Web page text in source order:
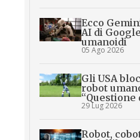
Ecco
AI di
umanoidi
05 Ago 2026
Gli USA
robot
“Questione
29 Lug 2026
Robot,